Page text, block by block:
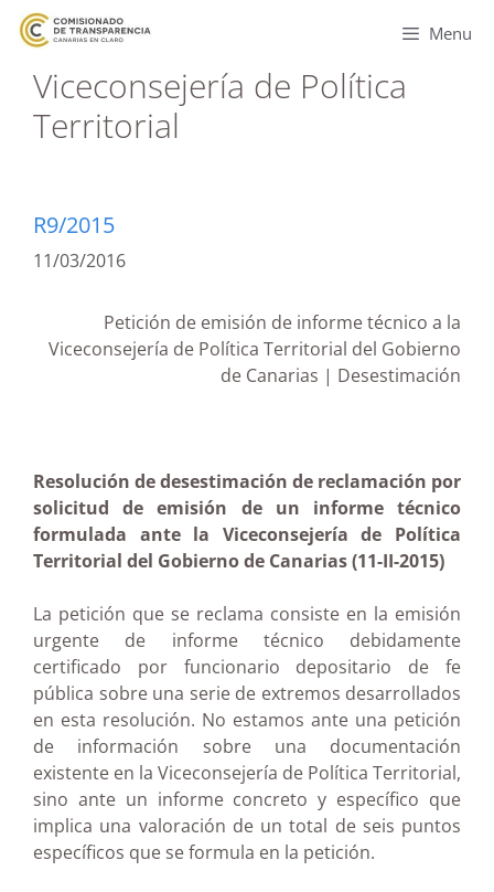
Menu
Viceconsejería de Política
Territorial
R9/2015
11/03/2016
Petición de emisión de informe técnico a la
Viceconsejería de Política Territorial del Gobierno
de Canarias | Desestimación
Resolución de desestimación de reclamación por
solicitud de emisión de un informe técnico
formulada ante la Viceconsejería de Política
Territorial del Gobierno de Canarias (11-II-2015)
La petición que se reclama consiste en la emisión
urgente de informe técnico debidamente
certificado por funcionario depositario de fe
pública sobre una serie de extremos desarrollados
en esta resolución. No estamos ante una petición
de información sobre una documentación
existente en la Viceconsejería de Política Territorial,
sino ante un informe concreto y específico que
implica una valoración de un total de seis puntos
específicos que se formula en la petición.